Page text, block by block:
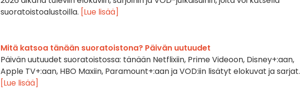
suoratoistoalustoilla. [Lue lisää]
Mitä katsoa tänään suoratoistona? Päivän uutuudet
Päivän uutuudet suoratoistossa: tänään Netflixiin, Prime Videoon, Disney+:aan,
Apple TV+:aan, HBO Maxiin, Paramount+:aan ja VOD:iin lisätyt elokuvat ja sarjat.
[Lue lisää]